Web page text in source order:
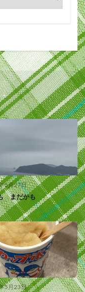
5月27日
まだかも
5月23日